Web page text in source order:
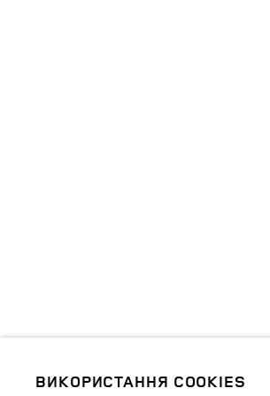
ВИКОРИСТАННЯ COOKIES